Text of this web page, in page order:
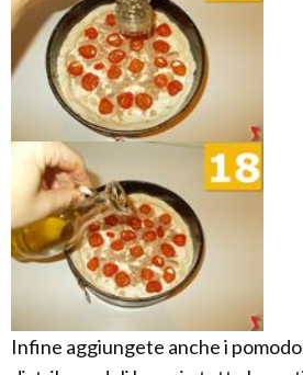
Infine aggiungete anche i